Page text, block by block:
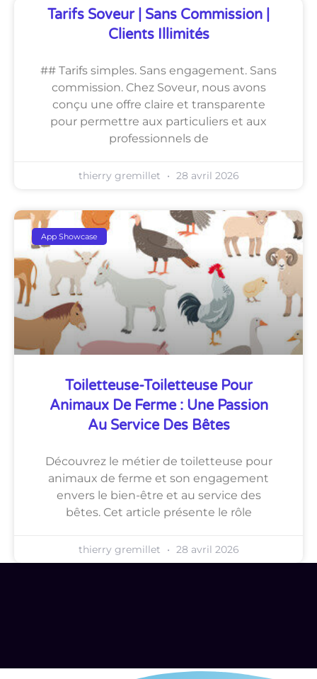
Tarifs Soveur | Sans Commission |
Clients Illimités
## Tarifs simples. Sans engagement. Sans
commission. Chez Soveur, nous avons
conçu une offre claire et transparente
pour permettre aux particuliers et aux
professionnels de
thierry gremillet 28 avril 2026
App Showcase
Toiletteuse-Toiletteuse Pour
Animaux De Ferme : Une Passion
Au Service Des Bêtes
Découvrez le métier de toiletteuse pour
animaux de ferme et son engagement
envers le bien-être et au service des
bêtes. Cet article présente le rôle
thierry gremillet 28 avril 2026